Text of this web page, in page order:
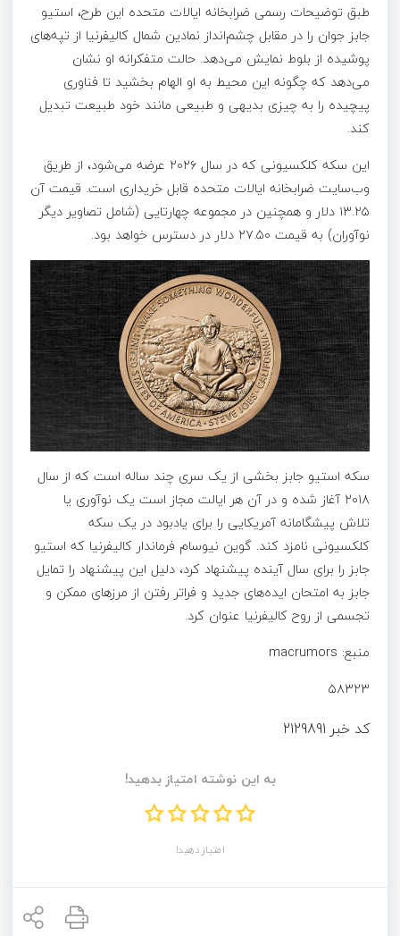
طبق توضیحات رسمی ضرابخانه ایالات متحده این طرح، استیو
جابز جوان را در مقابل چشم‌انداز نمادین شمال کالیفرنیا از تپه‌های
پوشیده از بلوط نمایش می‌دهد. حالت متفکرانه او نشان
می‌دهد که چگونه این محیط به او الهام بخشید تا فناوری
پیچیده را به چیزی بدیهی و طبیعی مانند خود طبیعت تبدیل
کند.
این سکه کلکسیونی که در سال ۲۰۲۶ عرضه می‌شود، از طریق
وب‌سایت ضرابخانه ایالات متحده قابل خریداری است. قیمت آن
۱۳.۲۵ دلار و همچنین در مجموعه چهارتایی (شامل تصاویر دیگر
نوآوران) به قیمت ۲۷.۵۰ دلار در دسترس خواهد بود.
سکه استیو جابز بخشی از یک سری چند ساله است که از سال
۲۰۱۸ آغاز شده و در آن هر ایالت مجاز است یک نوآوری یا
تلاش پیشگامانه آمریکایی را برای یادبود در یک سکه
کلکسیونی نامزد کند. گوین نیوسام فرماندار کالیفرنیا که استیو
جابز را برای سال آینده پیشنهاد کرد، دلیل این پیشنهاد را تمایل
جابز به امتحان ایده‌های جدید و فراتر رفتن از مرزهای ممکن و
تجسمی از روح کالیفرنیا عنوان کرد.
منبع: macrumors
۵۸۳۲۳
کد خبر 2129891
به این نوشته امتیاز بدهید!
امتیاز دهید!